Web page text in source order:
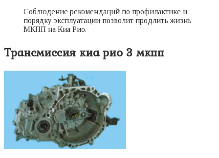
Соблюдение рекомендаций по профилактике и
порядку эксплуатации позволит продлить жизнь
МКПП на Киа Рио.
Трансмиссия киа рио 3 мкпп